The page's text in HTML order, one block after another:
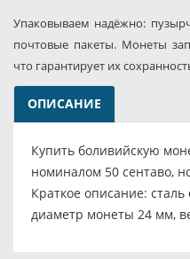
Упаковываем надёжно:
почтовые пакеты. Монеты
что гарантирует их
ОПИСАНИЕ
Купить боливийскую
номиналом 50 сентаво,
Краткое описание:
диаметр монеты 24 мм,